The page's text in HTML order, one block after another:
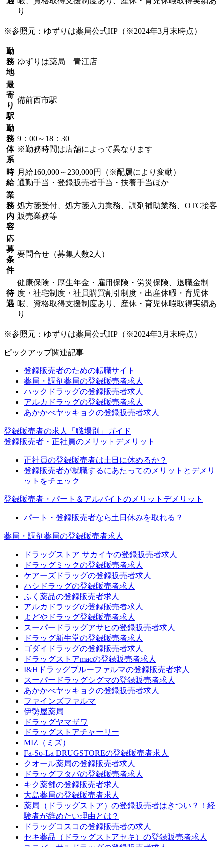
り
※参照元：ゆずりは薬局公式HP（※2024年3月末時点）
勤
務
地
ゆずりは薬局 青江店
最
寄
り
駅
備前西市駅
勤
務
体
系
9：00～18：30
※勤務時間は店舗によって異なります
時
給
月給160,000～230,000円（※配属により変動）
通勤手当・登録販売者手当・扶養手当ほか
業
務
内
容
処方箋受付、処方箋入力業務、調剤補助業務、OTC接客
販売業務等
応
募
条
件
要問合せ（募集人数2人）
待
遇
健康保険・厚生年金・雇用保険・労災保険、退職金制
度・社宅制度・社員購買割引制度・出産休暇・育児休
暇、資格取得支援制度あり、産休・育児休暇取得実績あ
り
※参照元：ゆずりは薬局公式HP（※2024年3月末時点）
ピックアップ関連記事
登録販売者のための転職サイト
薬局・調剤薬局の登録販売者求人
ハックドラッグの登録販売者求人
アルカドラッグの登録販売者求人
あかかべヤッキョクの登録販売者求人
登録販売者の求人「職場別」ガイド
登録販売者・正社員のメリットデメリット
正社員の登録販売者は土日に休めるか？
登録販売者が就職するにあたってのメリットとデメリ
ットをチェック
登録販売者・パート＆アルバイトのメリットデメリット
パート・登録販売者なら土日休みを取れる？
薬局・調剤薬局の登録販売者求人
ドラッグストア サカイヤの登録販売者求人
ドラッグミックの登録販売者求人
ケアーズドラッグの登録販売者求人
ハシドラッグの登録販売者求人
ふく薬品の登録販売者求人
アルカドラッグの登録販売者求人
よどやドラッグ登録販売者求人
スーパードラッグアサヒの登録販売者求人
ドラッグ新生堂の登録販売者求人
ゴダイドラッグの登録販売者求人
ドラッグストアmacの登録販売者求人
I&Hドラッグブルーファルマの登録販売者求人
スーパードラッグシグマの登録販売者求人
あかかべヤッキョクの登録販売者求人
ファインズファルマ
伊勢屋薬局
ドラッグヤマザワ
ドラッグストアチャーリー
MIZ（ミズ）
Fa-So-La DRUGSTOREの登録販売者求人
クオール薬局の登録販売者求人
ドラッグフタバの登録販売者求人
キク薬舗の登録販売者求人
大島薬局の登録販売者求人
薬局（ドラッグストア）の登録販売者はきつい？！経
験者が辞めたい理由とは？
ドラッグコスコの登録販売者の求人
セキ薬品（ドラッグストアセキ）の登録販売者求人